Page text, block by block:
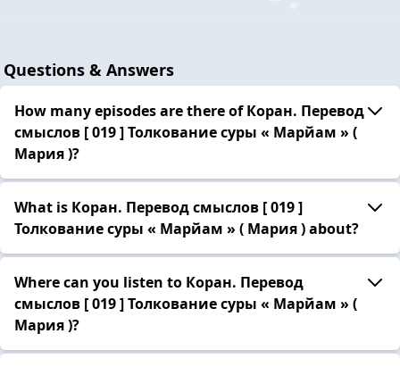
Questions & Answers
How many episodes are there of Коран. Перевод
смыслов [ 019 ] Толкование суры « Марйам » (
Мария )?
What is Коран. Перевод смыслов [ 019 ]
Толкование суры « Марйам » ( Мария ) about?
Where can you listen to Коран. Перевод
смыслов [ 019 ] Толкование суры « Марйам » (
Мария )?